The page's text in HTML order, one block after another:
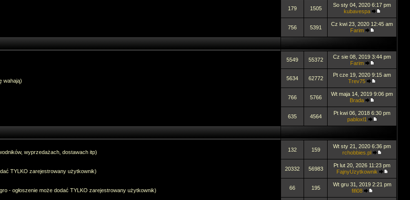
179 1505
So sty 04, 2020 6:17 pm
kubavespa
756 5391
Cz kwi 23, 2020 12:45 am
Farim
5549 55372
Cz sie 08, 2019 3:44 pm
Farim
wahają) 5634 62772
Pt cze 19, 2020 9:15 am
Trev75
766 5766
Wt maja 14, 2019 9:06 pm
Brada
635 4564
Pt kwi 06, 2018 6:30 pm
pabloxl1
wyprzedażach, dostawach itp) 132 159
Wt sty 21, 2020 6:36 pm
rchobbies.pl
TYLKO zarejestrowany użytkownik) 20332 56983
Pt lut 20, 2026 11:23 pm
FajnyUzytkownik
- ogłoszenie może dodać TYLKO zarejestrowany użytkownik) 66 195
Wt gru 31, 2019 2:21 pm
fifi08